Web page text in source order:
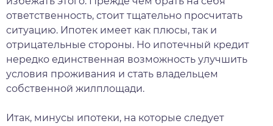
ответственность, стоит тщательно просчитать
ситуацию. Ипотек имеет как плюсы, так и
отрицательные стороны. Но ипотечный кредит
нередко единственная возможность улучшить
условия проживания и стать владельцем
собственной жилплощади.
Итак, минусы ипотеки, на которые следует